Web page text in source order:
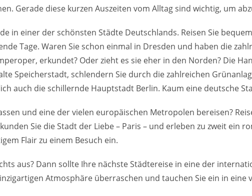
Gerade diese kurzen Auszeiten vom Alltag sind wichtig, um
in einer der schönsten Städte Deutschlands. Reisen Sie
Tage. Waren Sie schon einmal in Dresden und haben die
erkundet? Oder zieht es sie eher in den Norden? Die
Speicherstadt, schlendern Sie durch die zahlreichen
auch die schillernde Hauptstadt Berlin. Kaum eine deutsche
und eine der vielen europäischen Metropolen bereisen?
Sie die Stadt der Liebe – Paris – und erleben zu zweit ein
Flair zu einem Besuch ein.
aus? Dann sollte Ihre nächste Städtereise in eine der
Atmosphäre überraschen und tauchen Sie ein in eine